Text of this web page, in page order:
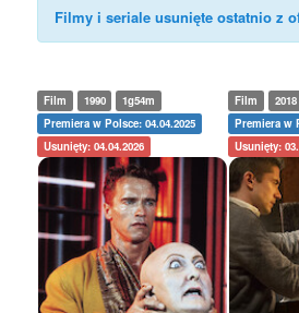
Filmy i seriale usunięte ostatnio z
Film 1990
1g54m
Premiera w Polsce: 04.04.2025
Usunięty: 04.04.2026
Film 2018
Premiera w
Usunięty: